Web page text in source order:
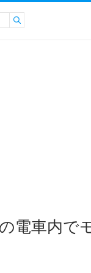
電車内で